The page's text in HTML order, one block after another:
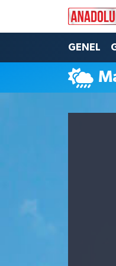
GENEL
Nöbetçi
Hava Durumu